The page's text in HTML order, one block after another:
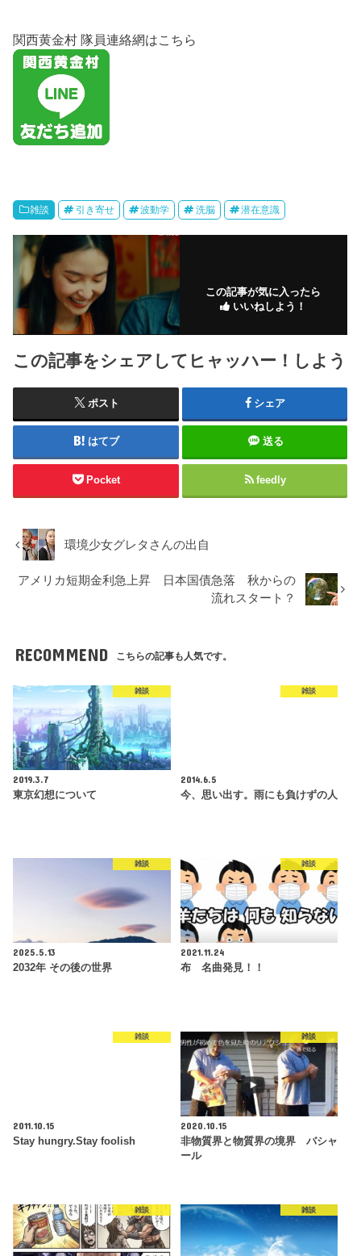
関西黄金村 隊員連絡網はこちら
雑談 引き寄せ 波動学 洗脳 潜在意識
この記事が気に入ったら
いいねしよう！
この記事をシェアしてヒャッハー！しよう
ポスト シェア
はてブ 送る
Pocket feedly
環境少女グレタさんの出自
アメリカ短期金利急上昇 日本国債急落 秋からの
流れスタート？
RECOMMEND こちらの記事も人気です。
雑談
2019.3.7
東京幻想について
雑談
2014.6.5
今、思い出す。雨にも負けずの人
雑談
2025.5.13
2032年 その後の世界
雑談
2021.11.24
布 名曲発見！！
雑談
2011.10.15
Stay hungry.Stay foolish
雑談
2020.10.15
非物質界と物質界の境界 バシャ
ール
雑談 雑談